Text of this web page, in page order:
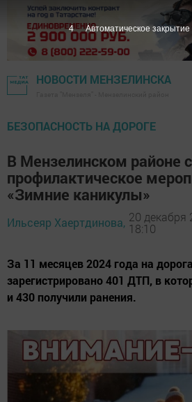
НОВОСТИ МЕНЗЕЛИНСКА
БЕЗОПАСНОСТЬ НА ДОРОГЕ
В Мензелинском районе
профилактическое
«Зимние каникулы»
Ильсеяр Хаертдинова, 20 декабря
18:10
За 11 месяцев 2024 года на
зарегистрировано 401 ДТП, в
и 430 получили ранения.
3 Автоматическое